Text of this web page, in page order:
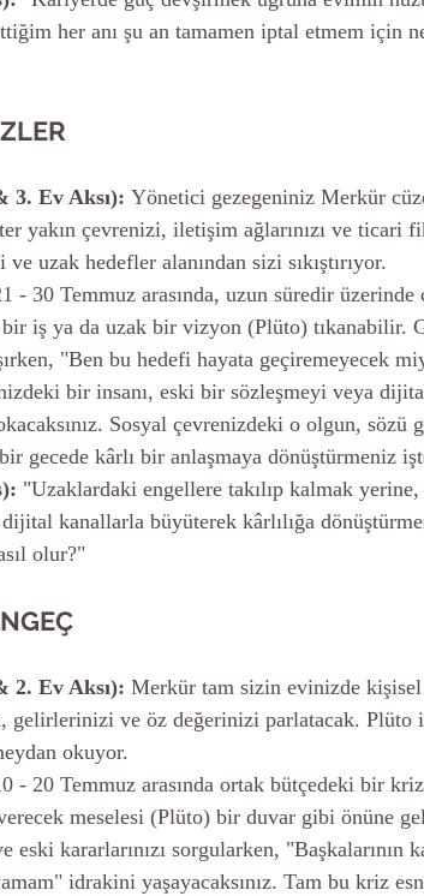
her anı şu an tamamen iptal etmem için
3. Ev Aksı): Yönetici gezegeniniz Merkür
yakın çevrenizi, iletişim ağlarınızı ve
uzak hedefler alanından sizi sıkıştırıyor.
- 30 Temmuz arasında, uzun süredir üzerinde
bir iş ya da uzak bir vizyon (Plüto) tıkanabilir.
"Ben bu hedefi hayata geçiremeyecek
bir insanı, eski bir sözleşmeyi veya
Sosyal çevrenizdeki o olgun, sözü
gecede kârlı bir anlaşmaya dönüştürmeniz
"Uzaklardaki engellere takılıp kalmak
kanallarla büyüterek kârlılığa
olur?"
2. Ev Aksı): Merkür tam sizin evinizde kişisel
gelirlerinizi ve öz değerinizi parlatacak. Plüto
okuyor.
- 20 Temmuz arasında ortak bütçedeki bir
meselesi (Plüto) bir duvar gibi önüne
eski kararlarınızı sorgularken, "Başkalarının
idrakini yaşayacaksınız. Tam bu kriz